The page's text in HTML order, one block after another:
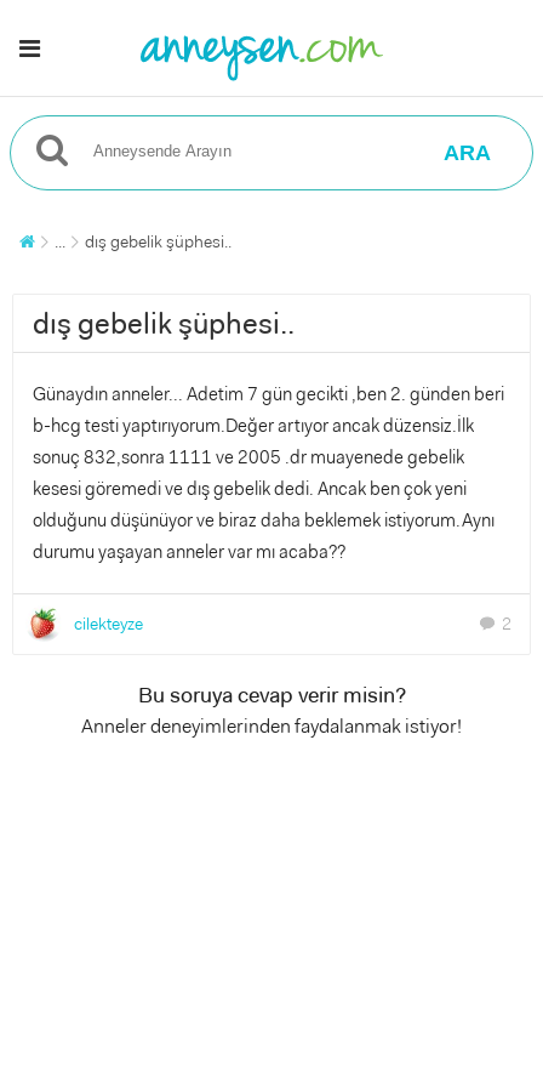
ARA
... dış gebelik şüphesi..
dış gebelik şüphesi..
Günaydın anneler... Adetim 7 gün gecikti ,ben 2. günden beri
b-hcg testi yaptırıyorum.Değer artıyor ancak düzensiz.İlk
sonuç 832,sonra 1111 ve 2005 .dr muayenede gebelik
kesesi göremedi ve dış gebelik dedi. Ancak ben çok yeni
olduğunu düşünüyor ve biraz daha beklemek istiyorum.Aynı
durumu yaşayan anneler var mı acaba??
cilekteyze chat 2
Bu soruya cevap verir misin?
Anneler deneyimlerinden faydalanmak istiyor!